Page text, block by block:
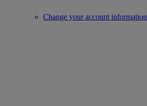
Change your account information